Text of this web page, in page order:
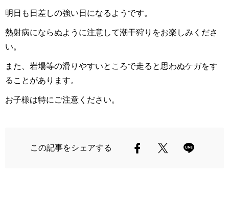
明日も日差しの強い日になるようです。
熱射病にならぬように注意して潮干狩りをお楽しみくださ
い。
また、岩場等の滑りやすいところで走ると思わぬケガをす
ることがあります。
お子様は特にご注意ください。
この記事をシェアする